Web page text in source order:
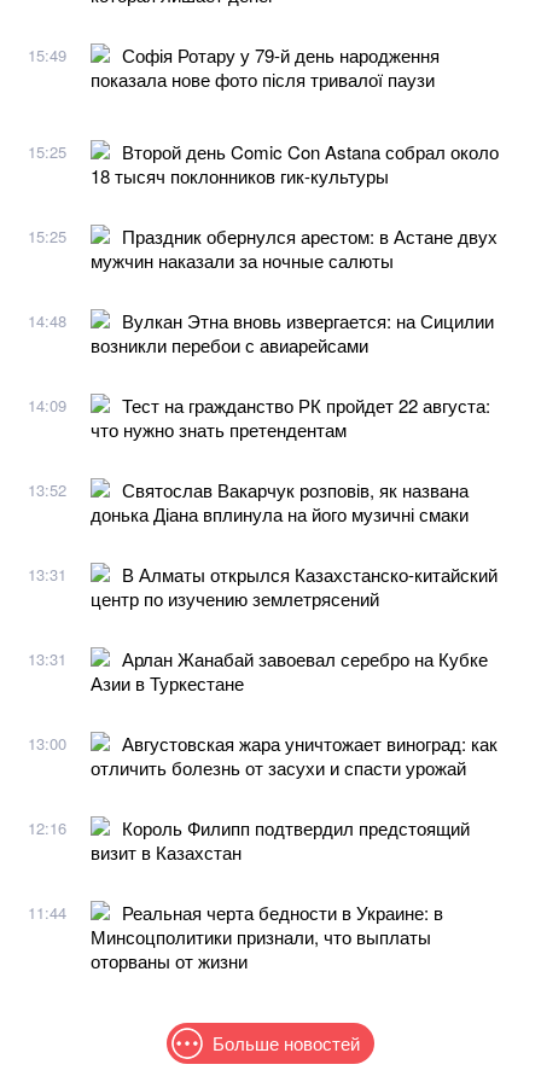
15:49
Софія Ротару у 79-й день народження
показала нове фото після тривалої паузи
15:25
Второй день Comic Con Astana собрал около
18 тысяч поклонников гик-культуры
15:25
Праздник обернулся арестом: в Астане двух
мужчин наказали за ночные салюты
14:48
Вулкан Этна вновь извергается: на Сицилии
возникли перебои с авиарейсами
14:09
Тест на гражданство РК пройдет 22 августа:
что нужно знать претендентам
13:52
Святослав Вакарчук розповів, як названа
донька Діана вплинула на його музичні смаки
13:31
В Алматы открылся Казахстанско-китайский
центр по изучению землетрясений
13:31
Арлан Жанабай завоевал серебро на Кубке
Азии в Туркестане
13:00
Августовская жара уничтожает виноград: как
отличить болезнь от засухи и спасти урожай
12:16
Король Филипп подтвердил предстоящий
визит в Казахстан
11:44
Реальная черта бедности в Украине: в
Минсоцполитики признали, что выплаты
оторваны от жизни
Больше новостей